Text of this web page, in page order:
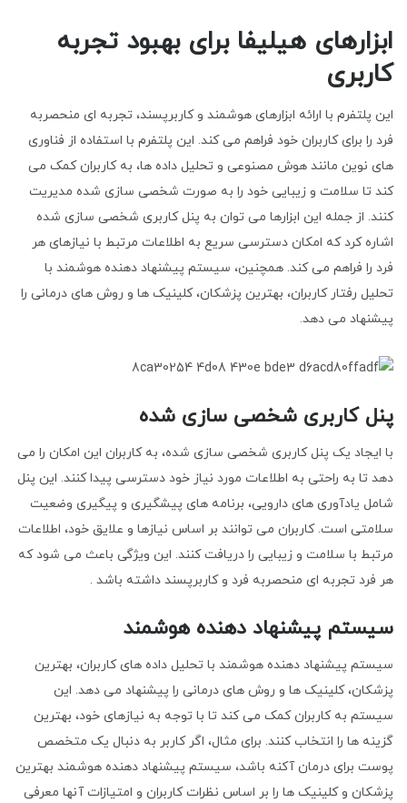
ابزارهای هیلیفا برای بهبود تجربه
کاربری
این پلتفرم با ارائه ابزارهای هوشمند و کاربرپسند، تجربه ای منحصربه
فرد را برای کاربران خود فراهم می کند. این پلتفرم با استفاده از فناوری
های نوین مانند هوش مصنوعی و تحلیل داده ها، به کاربران کمک می
کند تا سلامت و زیبایی خود را به صورت شخصی سازی شده مدیریت
کنند. از جمله این ابزارها می توان به پنل کاربری شخصی سازی شده
اشاره کرد که امکان دسترسی سریع به اطلاعات مرتبط با نیازهای هر
فرد را فراهم می کند. همچنین، سیستم پیشنهاد دهنده هوشمند با
تحلیل رفتار کاربران، بهترین پزشکان، کلینیک ها و روش های درمانی را
پیشنهاد می دهد.
پنل کاربری شخصی سازی شده
با ایجاد یک پنل کاربری شخصی سازی شده، به کاربران این امکان را می
دهد تا به راحتی به اطلاعات مورد نیاز خود دسترسی پیدا کنند. این پنل
شامل یادآوری های دارویی، برنامه های پیشگیری و پیگیری وضعیت
سلامتی است. کاربران می توانند بر اساس نیازها و علایق خود، اطلاعات
مرتبط با سلامت و زیبایی را دریافت کنند. این ویژگی باعث می شود که
هر فرد تجربه ای منحصربه فرد و کاربرپسند داشته باشد .
سیستم پیشنهاد دهنده هوشمند
سیستم پیشنهاد دهنده هوشمند با تحلیل داده های کاربران، بهترین
پزشکان، کلینیک ها و روش های درمانی را پیشنهاد می دهد. این
سیستم به کاربران کمک می کند تا با توجه به نیازهای خود، بهترین
گزینه ها را انتخاب کنند. برای مثال، اگر کاربر به دنبال یک متخصص
پوست برای درمان آکنه باشد، سیستم پیشنهاد دهنده هوشمند بهترین
پزشکان و کلینیک ها را بر اساس نظرات کاربران و امتیازات آنها معرفی